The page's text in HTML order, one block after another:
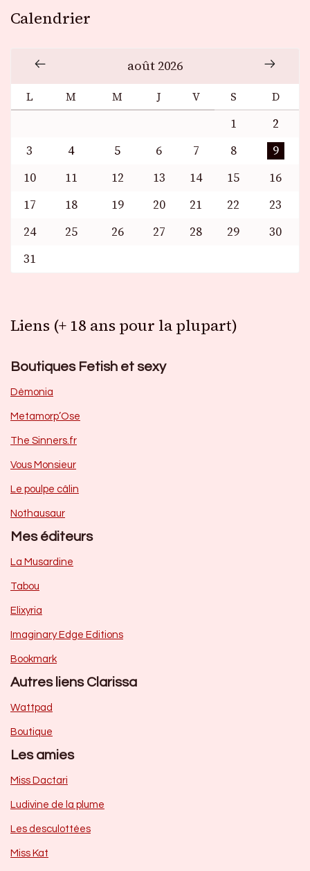
Calendrier
août 2026
L M M J V S D
1
2
3
4 5 6 7 8
9
10
11 12 13 14 15
16
17
18 19 20 21 22
23
24
25 26 27 28 29
30
31
Liens (+ 18 ans pour la plupart)
Boutiques Fetish et sexy
Dèmonia
Metamorp’Ose
The Sinners.fr
Vous Monsieur
Le poulpe câlin
Nothausaur
Mes éditeurs
La Musardine
Tabou
Elixyria
Imaginary Edge Editions
Bookmark
Autres liens Clarissa
Wattpad
Boutique
Les amies
Miss Dactari
Ludivine de la plume
Les desculottées
Miss Kat